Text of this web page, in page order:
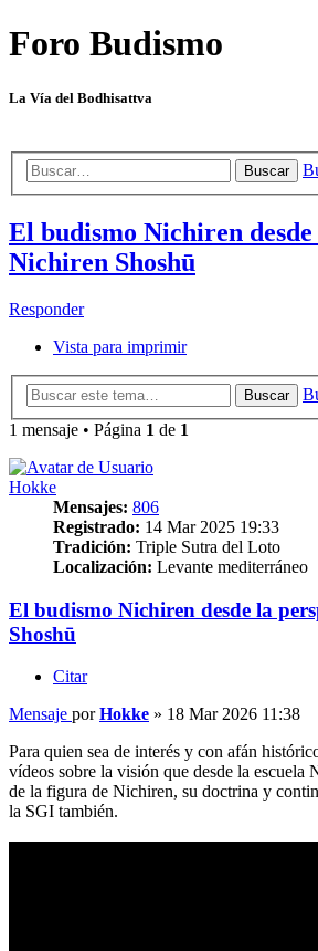
Foro Budismo
La Vía del Bodhisattva
Buscar
El budismo Nichiren
Nichiren Shoshū
Responder
Vista para imprimir
Buscar
1 mensaje • Página 1 de 1
Hokke
Mensajes: 806
Registrado: 14 Mar 2025 19:33
Tradición: Triple Sutra del Loto
Localización: Levante mediterráneo
El budismo Nichiren desde la
Shoshū
Citar
Mensaje porHokke » 18 Mar 2026 11:38
Para quien sea de interés y con afán
vídeos sobre la visión que desde la escuela
de la figura de Nichiren, su doctrina y
la SGI también.